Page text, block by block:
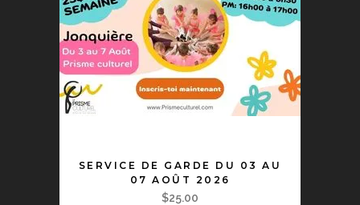
SERVICE DE GARDE DU 03 AU
07 AOÛT 2026
$25.00